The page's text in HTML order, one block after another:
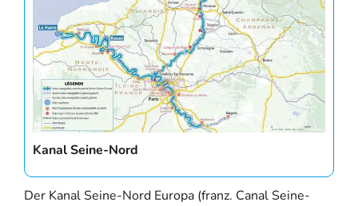
Kanal Seine-Nord
Der Kanal Seine-Nord Europa (franz. Canal Seine-